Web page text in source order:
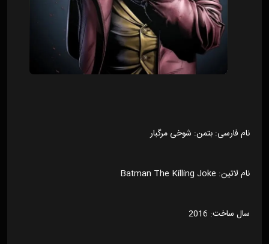
نام فارسی: بتمن: شوخی مرگبار
نام لاتین: Batman The Killing Joke
سال ساخت: 2016